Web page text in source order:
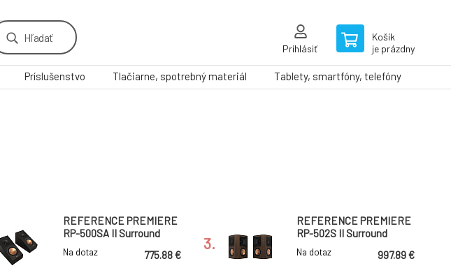
Hľadať
Prihlásiť
Košík
je prázdny
Príslušenstvo Tlačiarne, spotrebný materiál Tablety, smartfóny, telefóny
REFERENCE PREMIERE
RP-500SA II Surround
Sound Speakers Ebony
Na dotaz 775.88 €
3.
REFERENCE PREMIERE
RP-502S II Surround
Sound Speakers Walnut
Na dotaz 997.89 €